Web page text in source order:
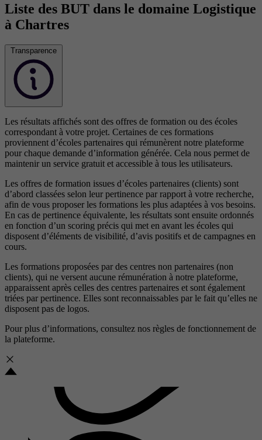
Liste des BUT dans le domaine Logistique
à Chartres
Transparence
Les résultats affichés sont des offres de formation ou des écoles
correspondant à votre projet. Certaines de ces formations
proviennent d’écoles partenaires qui rémunèrent notre plateforme
pour chaque demande d’information générée. Cela nous permet de
maintenir un service gratuit et accessible à tous les utilisateurs.
Les offres de formation issues d’écoles partenaires (clients) sont
d’abord classées selon leur pertinence par rapport à votre recherche,
afin de vous proposer les formations les plus adaptées à vos besoins.
En cas de pertinence équivalente, les résultats sont ensuite ordonnés
en fonction d’un scoring précis qui met en avant les écoles qui
disposent d’éléments de visibilité, d’avis positifs et de campagnes en
cours.
Les formations proposées par des centres non partenaires (non
clients), qui ne versent aucune rémunération à notre plateforme,
apparaissent après celles des centres partenaires et sont également
triées par pertinence. Elles sont reconnaissables par le fait qu’elles ne
disposent pas de logos.
Pour plus d’informations, consultez nos règles de fonctionnement de
la plateforme.